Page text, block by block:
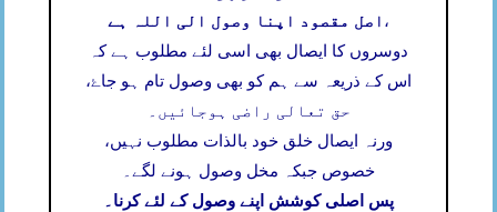
اصل مقصود اپنا وصول الی اللہ ہے ،
دوسروں کا ایصال بھی اسی لئے مطلوب ہے کہ
اس کے ذریعہ سے ہم کو بھی وصول تام ہو جاۓ،
حق تعالی راضی ہوجائیں۔
ورنہ ایصال خلق خود بالذات مطلوب نہیں،
خصوص جبکہ مخل وصول ہونے لگے۔
پس اصلی کوشش اپنے وصول کے لئے کرنا۔